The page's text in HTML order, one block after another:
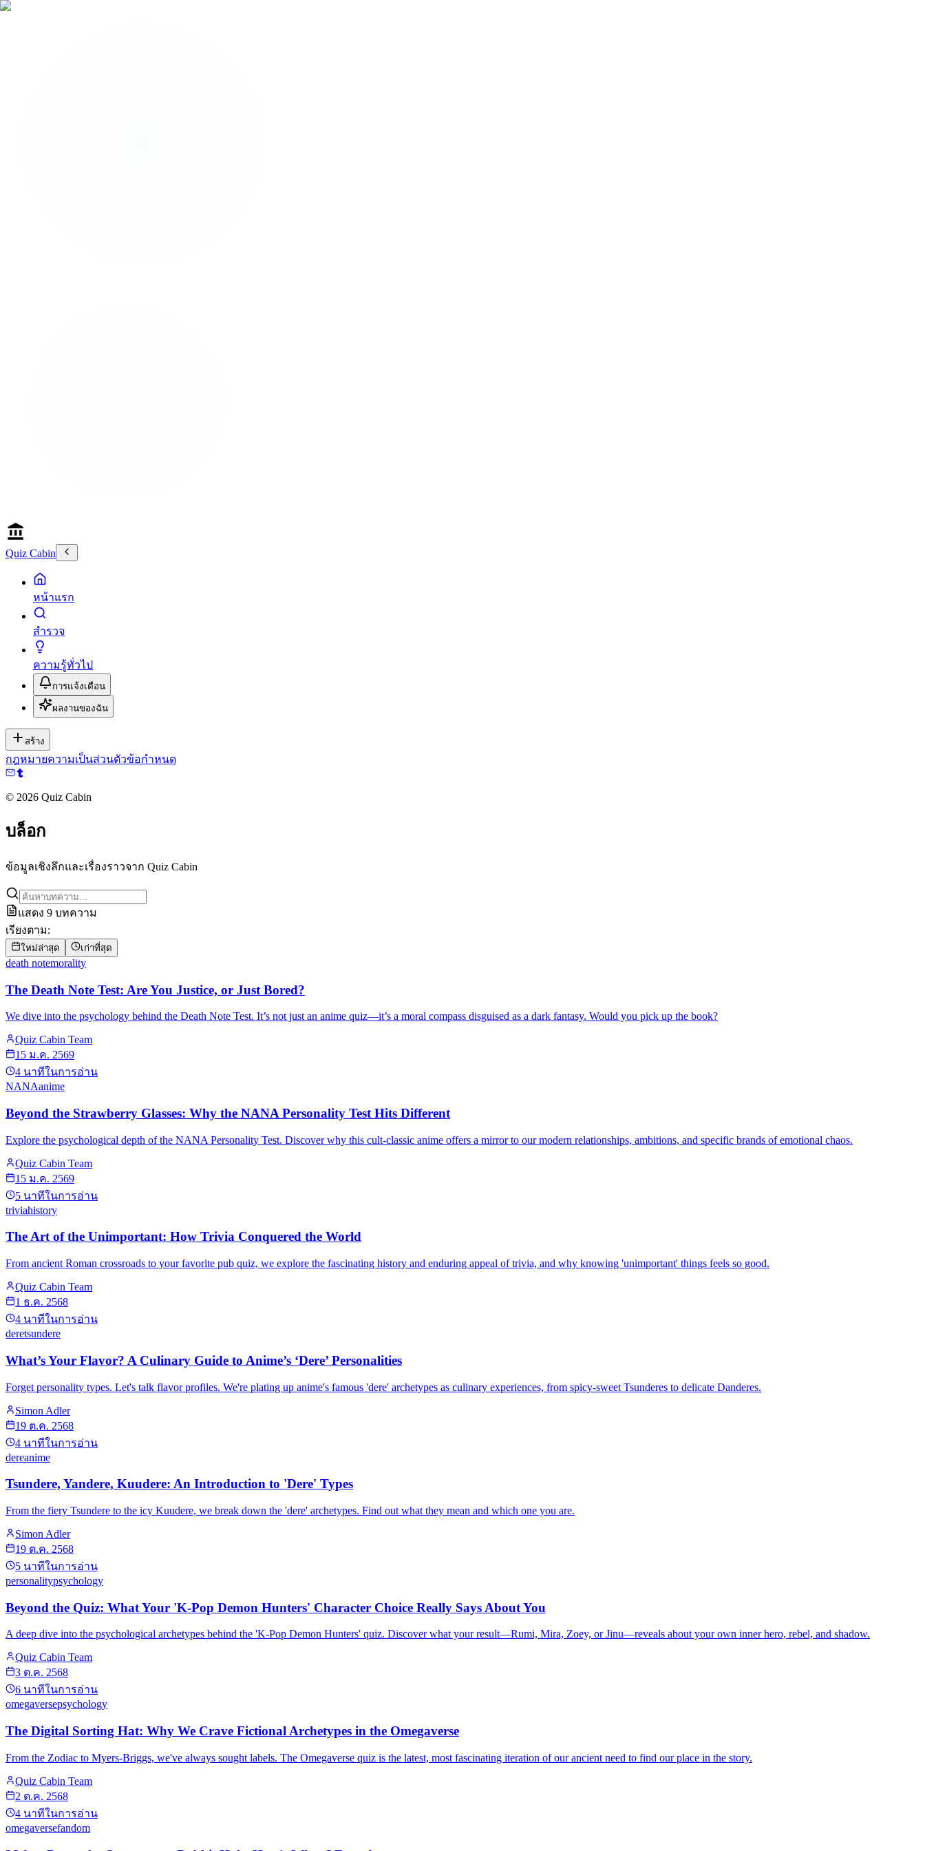
Quiz Cabin
หน้าแรก
สำรวจ
ความรู้ทั่วไป
การแจ้งเตือน
ผลงานของฉัน
สร้าง
กฎหมายความเป็นส่วนตัวข้อกำหนด
© 2026 Quiz Cabin
บล็อก
ข้อมูลเชิงลึกและเรื่องราวจาก Quiz Cabin
แสดง 9 บทความ
เรียงตาม:
ใหม่ล่าสุด เก่าที่สุด
death notemorality
The Death Note Test: Are You Justice, or Just Bored?
We dive into the psychology behind the Death Note Test. It’s not just an anime quiz—it’s a moral compass disguised as a dark fantasy. Would you pick up the book?
Quiz Cabin Team
15 ม.ค. 2569
4 นาทีในการอ่าน
NANAanime
Beyond the Strawberry Glasses: Why the NANA Personality Test Hits Different
Explore the psychological depth of the NANA Personality Test. Discover why this cult-classic anime offers a mirror to our modern relationships, ambitions, and specific brands of emotional chaos.
Quiz Cabin Team
15 ม.ค. 2569
5 นาทีในการอ่าน
triviahistory
The Art of the Unimportant: How Trivia Conquered the World
From ancient Roman crossroads to your favorite pub quiz, we explore the fascinating history and enduring appeal of trivia, and why knowing 'unimportant' things feels so good.
Quiz Cabin Team
1 ธ.ค. 2568
4 นาทีในการอ่าน
deretsundere
What’s Your Flavor? A Culinary Guide to Anime’s ‘Dere’ Personalities
Forget personality types. Let's talk flavor profiles. We're plating up anime's famous 'dere' archetypes as culinary experiences, from spicy-sweet Tsunderes to delicate Danderes.
Simon Adler
19 ต.ค. 2568
4 นาทีในการอ่าน
dereanime
Tsundere, Yandere, Kuudere: An Introduction to 'Dere' Types
From the fiery Tsundere to the icy Kuudere, we break down the 'dere' archetypes. Find out what they mean and which one you are.
Simon Adler
19 ต.ค. 2568
5 นาทีในการอ่าน
personalitypsychology
Beyond the Quiz: What Your 'K-Pop Demon Hunters' Character Choice Really Says About You
A deep dive into the psychological archetypes behind the 'K-Pop Demon Hunters' quiz. Discover what your result—Rumi, Mira, Zoey, or Jinu—reveals about your own inner hero, rebel, and shadow.
Quiz Cabin Team
3 ต.ค. 2568
6 นาทีในการอ่าน
omegaversepsychology
The Digital Sorting Hat: Why We Crave Fictional Archetypes in the Omegaverse
From the Zodiac to Myers-Briggs, we've always sought labels. The Omegaverse quiz is the latest, most fascinating iteration of our ancient need to find our place in the story.
Quiz Cabin Team
2 ต.ค. 2568
4 นาทีในการอ่าน
omegaversefandom